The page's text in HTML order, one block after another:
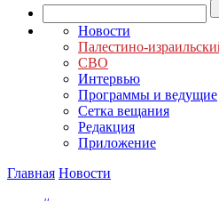
Новости
Палестино-
СВО
Интервью
Программы и ведущие
Сетка вещания
Редакция
Приложение
Главная Новости